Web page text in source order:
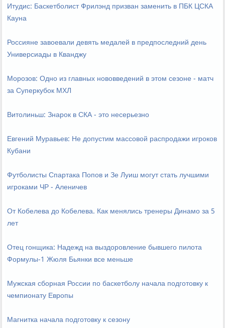
Итудис: Баскетболист Фрилэнд призван заменить в ПБК ЦСКА
Кауна
Россияне завоевали девять медалей в предпоследний день
Универсиады в Кванджу
Морозов: Одно из главных нововведений в этом сезоне - матч
за Суперкубок МХЛ
Витолиньш: Знарок в СКА - это несерьезно
Евгений Муравьев: Не допустим массовой распродажи игроков
Кубани
Футболисты Спартака Попов и Зе Луиш могут стать лучшими
игроками ЧР - Аленичев
От Кобелева до Кобелева. Как менялись тренеры Динамо за 5
лет
Отец гонщика: Надежд на выздоровление бывшего пилота
Формулы-1 Жюля Бьянки все меньше
Мужская сборная России по баскетболу начала подготовку к
чемпионату Европы
Магнитка начала подготовку к сезону